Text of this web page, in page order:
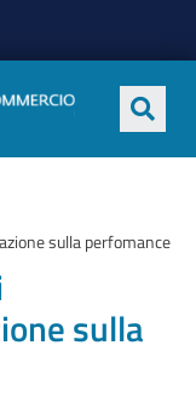
sulla perfomance
sulla